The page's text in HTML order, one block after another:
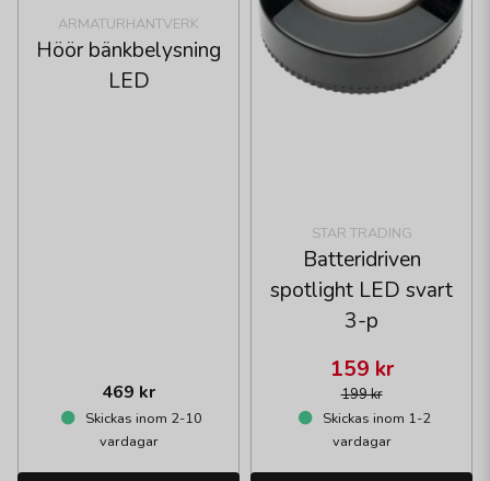
ARMATURHANTVERK
Höör bänkbelysning
LED
469 kr
Skickas inom 2-10
vardagar
STAR TRADING
Batteridriven
spotlight LED svart
3-p
199 kr
159 kr
Skickas inom 1-2
vardagar